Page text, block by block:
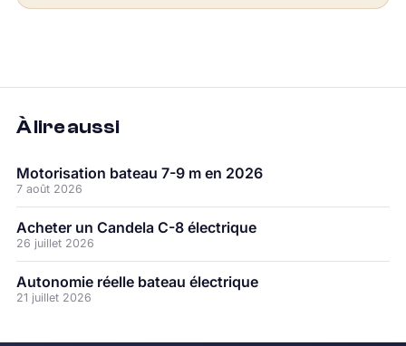
À lire aussi
Motorisation bateau 7-9 m en 2026
7 août 2026
Acheter un Candela C-8 électrique
26 juillet 2026
Autonomie réelle bateau électrique
21 juillet 2026